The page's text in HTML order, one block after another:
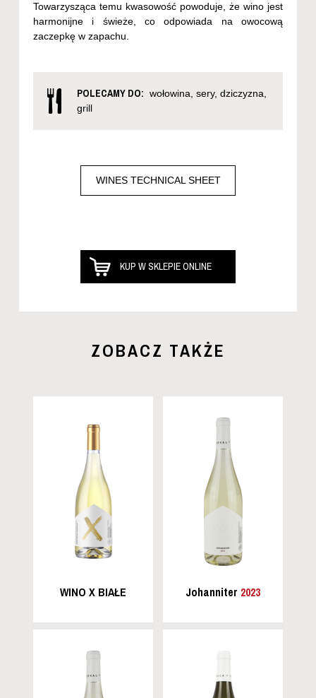
Towarzysząca temu kwasowość powoduje, że wino jest
harmonijne i świeże, co odpowiada na owocową
zaczepkę w zapachu.
POLECAMY DO: wołowina, sery, dziczyzna,
grill
WINES TECHNICAL SHEET
KUP W SKLEPIE ONLINE
ZOBACZ TAKŻE
WINO X BIAŁE Johanniter 2023